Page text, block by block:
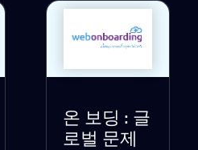
온 보딩 : 글
로벌 문제